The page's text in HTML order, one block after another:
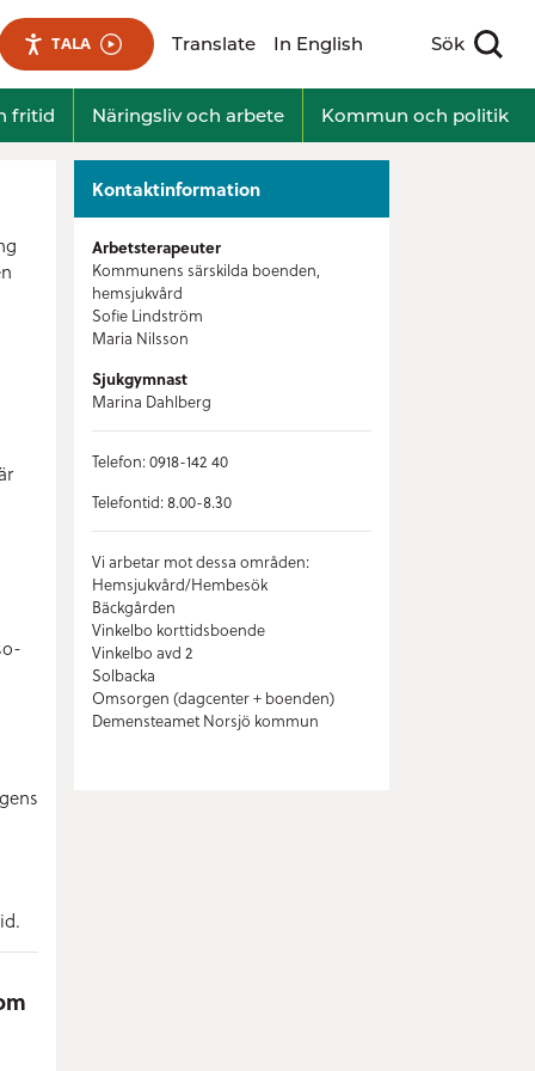
TALA Translate In English Sök
Visa sökfält
fritid Näringsliv och arbete Kommun och politik
Kontaktinformation
Arbetsterapeuter
Kommunens särskilda boenden,
hemsjukvård
Sofie Lindström
Maria Nilsson
Sjukgymnast
Marina Dahlberg
Telefon: 0918-142 40
Telefontid: 8.00-8.30
Vi arbetar mot dessa områden:
Hemsjukvård/Hembesök
Bäckgården
Vinkelbo korttidsboende
Vinkelbo avd 2
Solbacka
Omsorgen (dagcenter + boenden)
Demensteamet Norsjö kommun